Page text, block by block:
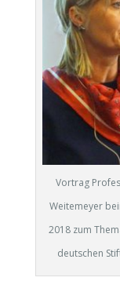
Vortrag
Weitemeyer
2018 zum
deutschen